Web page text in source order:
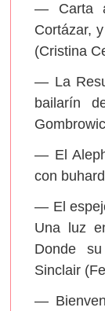
— Carta
Cortázar,
(Cristina
— La
bailarín
— El
con
— El
Una luz
Donde
Sinclair
—